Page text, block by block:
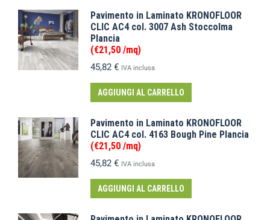
Pavimento in Laminato KRONOFLOOR
CLIC AC4 col. 3007 Ash Stoccolma
Plancia
(€21,50 /mq)
45,82 € IVA inclusa
AGGIUNGI AL CARRELLO
Pavimento in Laminato KRONOFLOOR
CLIC AC4 col. 4163 Bough Pine Plancia
(€21,50 /mq)
45,82 € IVA inclusa
AGGIUNGI AL CARRELLO